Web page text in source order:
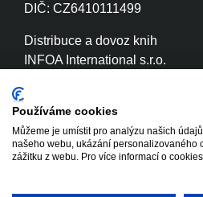
DIČ: CZ6410111499
Distribuce a dovoz knih
INFOA International s.r.o.
IČ: 26870886
DIČ: CZ26870886
Používáme cookies
Můžeme je umístit pro analýzu našich
našeho webu, ukázání personalizovaného
zážitku z webu. Pro více informací o